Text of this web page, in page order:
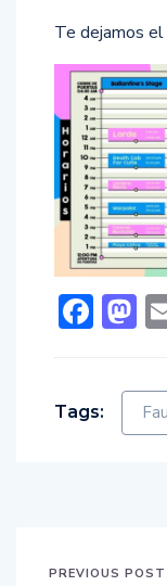
Te dejamos el
Tags:
PREVIOUS POST